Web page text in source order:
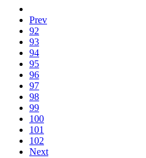
Prev
92
93
94
95
96
97
98
99
100
101
102
Next